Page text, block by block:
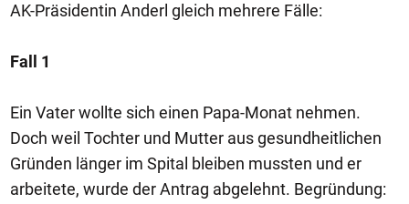
AK-Präsidentin Anderl gleich mehrere Fälle:
Fall 1
Ein Vater wollte sich einen Papa-Monat nehmen.
Doch weil Tochter und Mutter aus gesundheitlichen
Gründen länger im Spital bleiben mussten und er
arbeitete, wurde der Antrag abgelehnt. Begründung: